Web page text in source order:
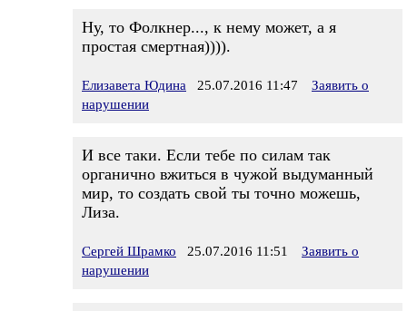
Ну, то Фолкнер..., к нему может, а я
простая смертная)))).
Елизавета Юдина 25.07.2016 11:47
Заявить о
нарушении
И все таки. Если тебе по силам так
органично вжиться в чужой выдуманный
мир, то создать свой ты точно можешь,
Лиза.
Сергей Шрамко 25.07.2016 11:51
Заявить о
нарушении